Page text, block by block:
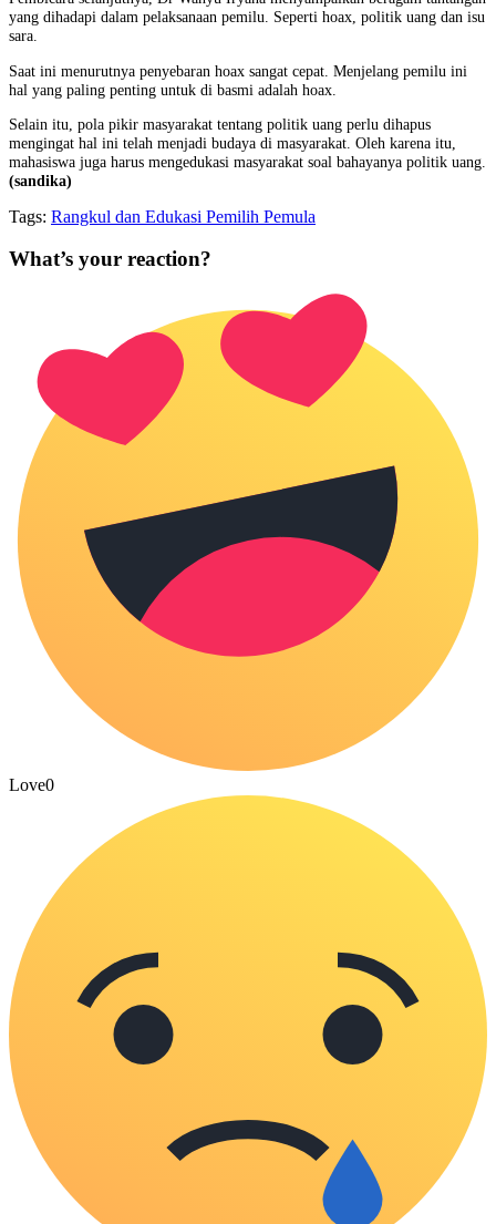
yang dihadapi dalam pelaksanaan pemilu. Seperti hoax, politik uang dan isu
sara.
Saat ini menurutnya penyebaran hoax sangat cepat. Menjelang pemilu ini
hal yang paling penting untuk di basmi adalah hoax.
Selain itu, pola pikir masyarakat tentang politik uang perlu dihapus
mengingat hal ini telah menjadi budaya di masyarakat. Oleh karena itu,
mahasiswa juga harus mengedukasi masyarakat soal bahayanya politik uang.
(sandika)
Tags: Rangkul dan Edukasi Pemilih Pemula
What’s your reaction?
Love0